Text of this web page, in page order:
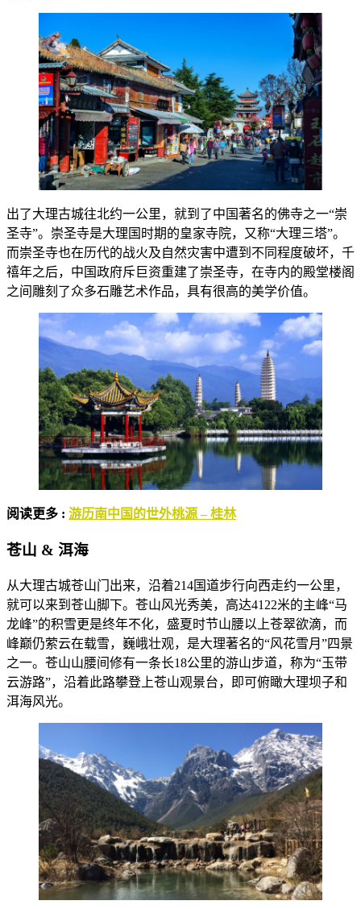
出了大理古城往北约一公里，就到了中国著名的佛寺之一“崇
圣寺”。崇圣寺是大理国时期的皇家寺院，又称“大理三塔”。
而崇圣寺也在历代的战火及自然灾害中遭到不同程度破坏，千
禧年之后，中国政府斥巨资重建了崇圣寺，在寺内的殿堂楼阁
之间雕刻了众多石雕艺术作品，具有很高的美学价值。
阅读更多 : 游历南中国的世外桃源 – 桂林
苍山 & 洱海
从大理古城苍山门出来，沿着214国道步行向西走约一公里，
就可以来到苍山脚下。苍山风光秀美，高达4122米的主峰“马
龙峰”的积雪更是终年不化，盛夏时节山腰以上苍翠欲滴，而
峰巅仍萦云在载雪，巍峨壮观，是大理著名的“风花雪月”四景
之一。苍山山腰间修有一条长18公里的游山步道，称为“玉带
云游路”，沿着此路攀登上苍山观景台，即可俯瞰大理坝子和
洱海风光。